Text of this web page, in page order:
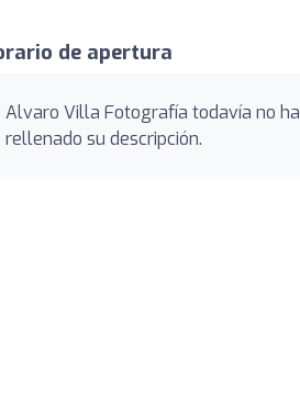
de apertura
Alvaro Villa Fotografía todavía no ha
rellenado su descripción.